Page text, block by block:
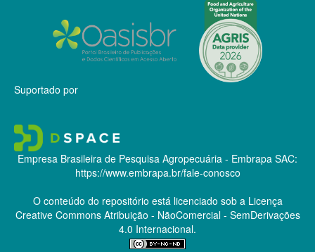
Suportado por
Empresa Brasileira de Pesquisa Agropecuária - Embrapa SAC:
https://www.embrapa.br/fale-conosco
O conteúdo do repositório está licenciado sob a Licença
Creative CommonsAtribuição - NãoComercial - SemDerivações
4.0 Internacional.